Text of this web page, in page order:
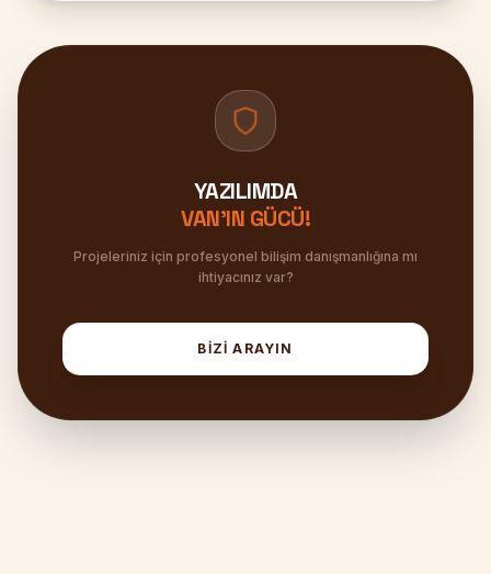
YAZILIMDA
VAN'IN GÜCÜ!
Projeleriniz için profesyonel bilişim danışmanlığına mı
ihtiyacınız var?
BİZİ ARAYIN